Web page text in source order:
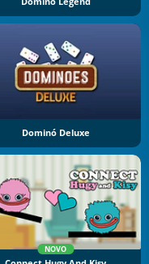
Dominó Deluxe
NOVO